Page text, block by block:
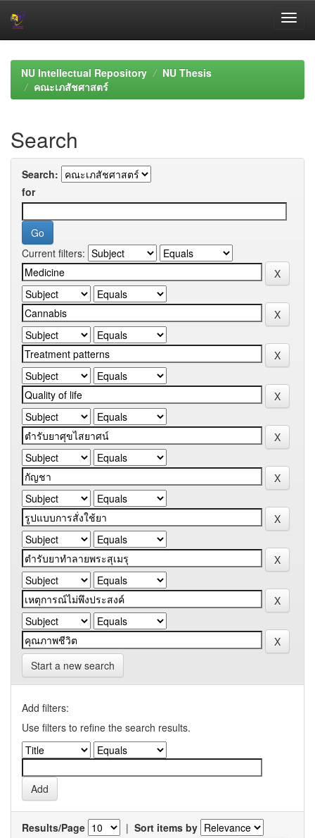
navigationNU Intellectual Repository
NU Thesis
คณะเภสัชศาสตร์
Search
Search:
for
Current filters:
Start a new search
Add filters:
Use filters to refine the search results.
Results/Page | Sort items by